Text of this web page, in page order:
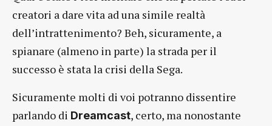
creatori a dare vita ad una simile realtà
dell’intrattenimento? Beh, sicuramente, a
spianare (almeno in parte) la strada per il
successo è stata la crisi della Sega.
Sicuramente molti di voi potranno dissentire
parlando di Dreamcast, certo, ma nonostante